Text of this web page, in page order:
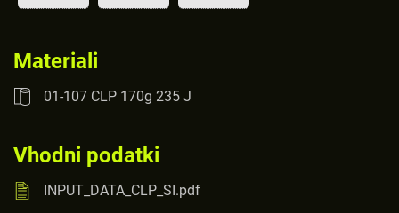
Materiali
01-107 CLP 170g 235 J
Vhodni podatki
INPUT_DATA_CLP_SI.pdf